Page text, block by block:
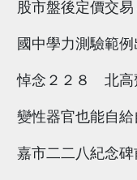
股市盤後定價交
國中學力測驗範例
悼念２２８ 北高
變性器官也能自給
嘉市二二八紀念